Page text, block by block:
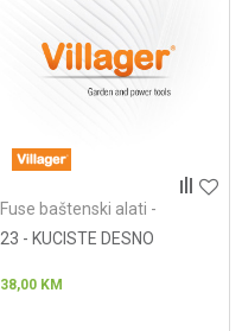
Fuse baštenski alati -
23 - KUCISTE DESNO
38,00 KM